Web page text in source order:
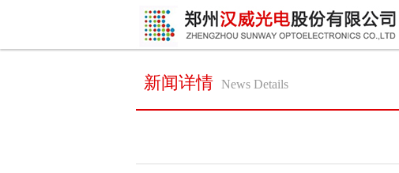
新闻详情 News Details